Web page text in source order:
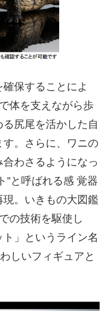
保することによ
体を支えながら歩
尻尾を活かした自
。さらに、ワニの
わさるようになっ
”と呼ばれる感 覚器
。いきもの大図鑑
の技術を駆使し
ト」というライン名
しいフィギュアと